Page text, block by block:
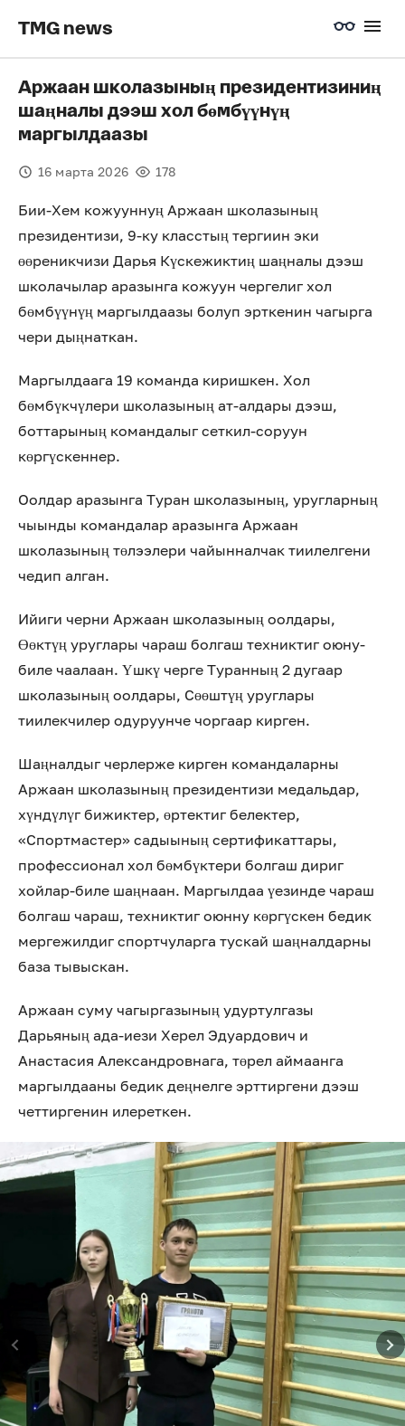
TMG news
Аржаан школазының президентизиниң
шаңналы дээш хол бөмбүүнүң
маргылдаазы
16 марта 2026 178
Бии-Хем кожууннуң Аржаан школазының
президентизи, 9-ку класстың тергиин эки
өөреникчизи Дарья Күскежиктиң шаңналы дээш
школачылар аразынга кожуун чергелиг хол
бөмбүүнүң маргылдаазы болуп эрткенин чагырга
чери дыңнаткан.
Маргылдаага 19 команда киришкен. Хол
бөмбүкчүлери школазының ат-алдары дээш,
боттарының командалыг сеткил-соруун
көргүскеннер.
Оолдар аразынга Туран школазының, уругларның
чыынды командалар аразынга Аржаан
школазының төлээлери чайынналчак тиилелгени
чедип алган.
Ийиги черни Аржаан школазының оолдары,
Өөктүң уруглары чараш болгаш техниктиг оюну-
биле чаалаан. Үшкү черге Туранның 2 дугаар
школазының оолдары, Сөөштүң уруглары
тиилекчилер одуруунче чоргаар кирген.
Шаңналдыг черлерже кирген командаларны
Аржаан школазының президентизи медальдар,
хүндүлүг бижиктер, өртектиг белектер,
«Спортмастер» садыының сертификаттары,
профессионал хол бөмбүктери болгаш дириг
хойлар-биле шаңнаан. Маргылдаа үезинде чараш
болгаш чараш, техниктиг оюнну көргүскен бедик
мергежилдиг спортчуларга тускай шаңналдарны
база тывыскан.
Аржаан суму чагыргазының удуртулгазы
Дарьяның ада-иези Херел Эдуардович и
Анастасия Александровнага, төрел аймаанга
маргылдааны бедик деңнелге эрттиргени дээш
четтиргенин илереткен.